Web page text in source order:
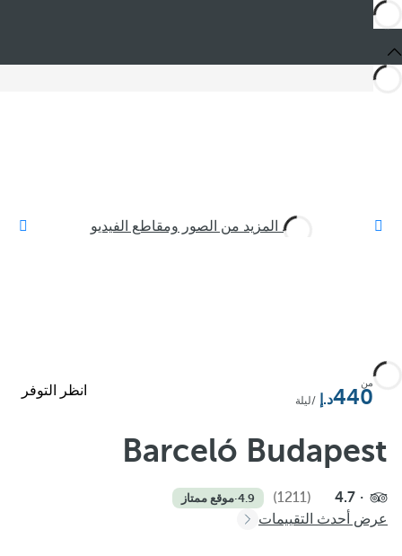
شاهد المزيد من الصور ومقاطع الفيديو
من
440 /ليلة
انظر التوفر
Barceló Budapest
4.7
(1211)
4.9
·موقع ممتاز
عرض أحدث التقييمات